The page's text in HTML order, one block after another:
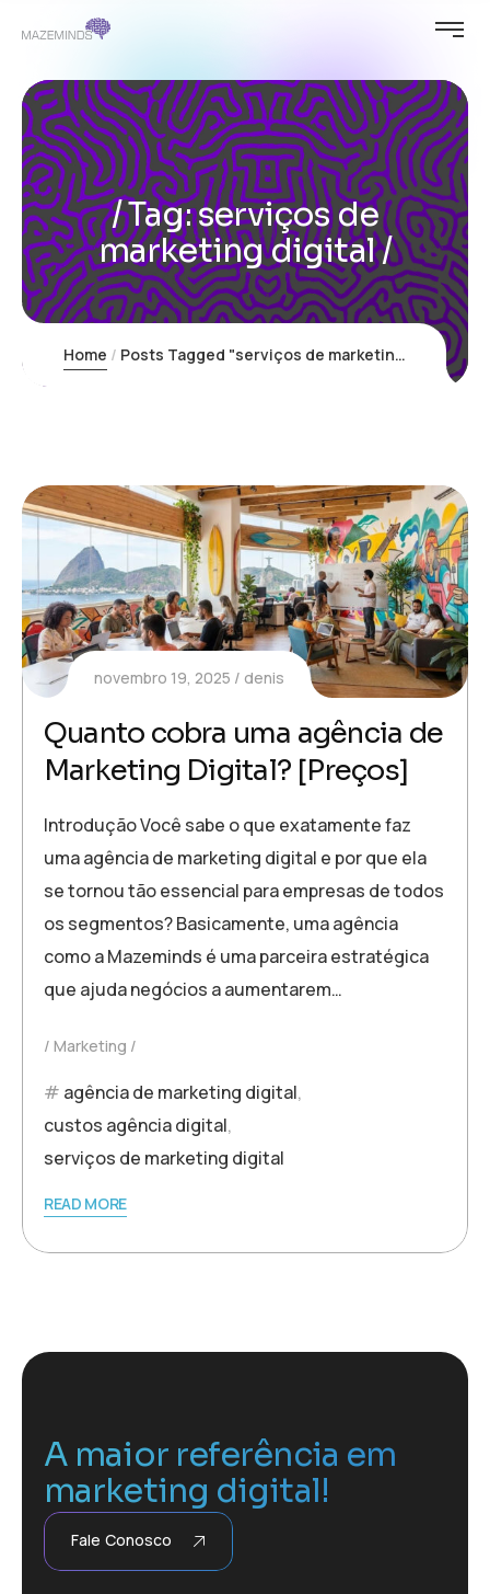
Tag:serviços de
marketing digital
Home Posts Tagged "serviços de marketing digital"
novembro 19, 2025 denis
Quanto cobra uma agência de
Marketing Digital? [Preços]
Introdução Você sabe o que exatamente faz
uma agência de marketing digital e por que ela
se tornou tão essencial para empresas de todos
os segmentos? Basicamente, uma agência
como a Mazeminds é uma parceira estratégica
que ajuda negócios a aumentarem…
Marketing
agência de marketing digital,
custos agência digital,
serviços de marketing digital
READ MORE
A maior referência em
marketing digital!
Fale Conosco